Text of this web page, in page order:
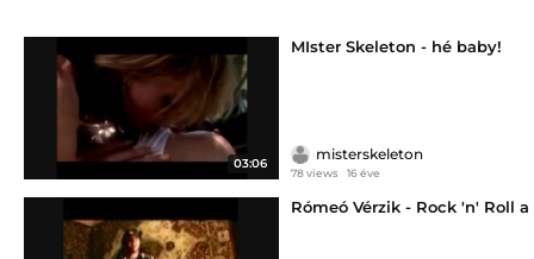
03:06
MIster Skeleton - hé baby!
misterskeleton
78 views 16 éve
Rómeó Vérzik - Rock 'n' Roll a